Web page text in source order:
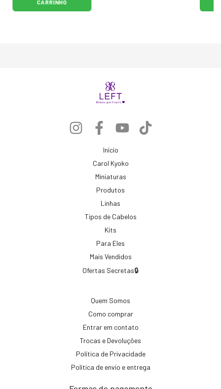
CARRINHO
Início
Carol Kyoko
Miniaturas
Produtos
Linhas
Tipos de Cabelos
Kits
Para Eles
Mais Vendidos
Ofertas Secretas🔒
Quem Somos
Como comprar
Entrar em contato
Trocas e Devoluções
Política de Privacidade
Política de envio e entrega